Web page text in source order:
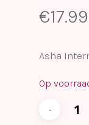
€17.99
Asha
Op